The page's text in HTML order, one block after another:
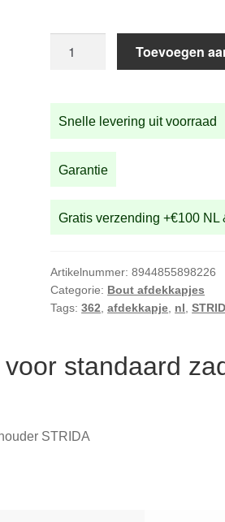
voor
standaard
STRIDA
aantal
Toevoegen
Snelle levering uit voorraad
Garantie
Gratis verzending +€100 NL
Artikelnummer:8944855898226
Categorie: Bout afdekkapjes
Tags:362 ,afdekkapje nl ,
standaard
STRIDA